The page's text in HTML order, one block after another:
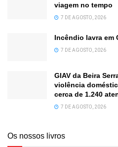
viagem no tempo
7 DE AGOSTO, 2026
Incêndio lavra em
7 DE AGOSTO, 2026
GIAV da Beira
violência
cerca de 1.240
7 DE AGOSTO, 2026
Os nossos livros